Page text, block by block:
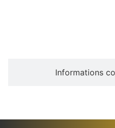
Informations